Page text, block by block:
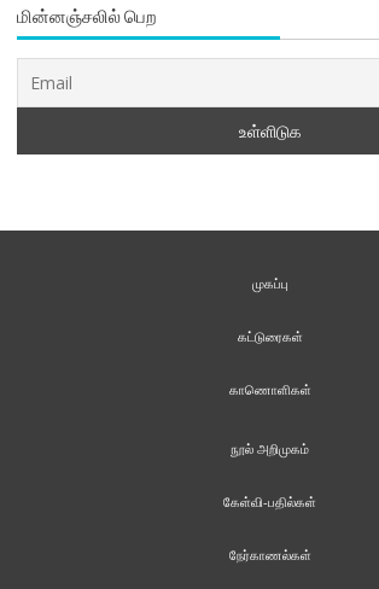
மின்னஞ்சலில் பெற
முகப்பு
கட்டுரைகள்
காணொளிகள்
நூல் அறிமுகம்
கேள்வி-பதில்கள்
நேர்காணல்கள்